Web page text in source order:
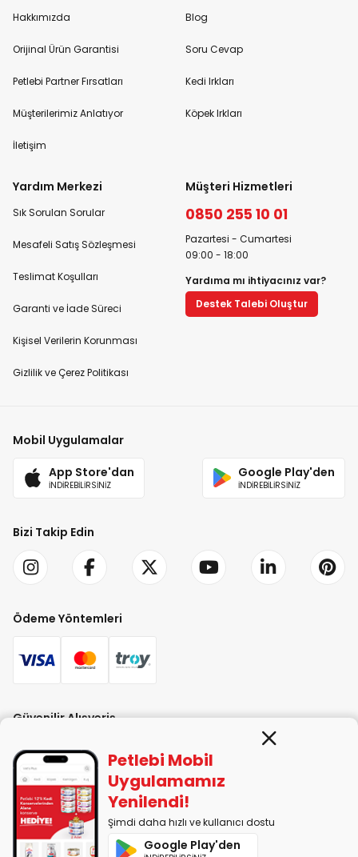
Hakkımızda
Orijinal Ürün Garantisi
Petlebi Partner Fırsatları
Müşterilerimiz Anlatıyor
İletişim
Blog
Soru Cevap
Kedi Irkları
Köpek Irkları
Yardım Merkezi
Sık Sorulan Sorular
Mesafeli Satış Sözleşmesi
Teslimat Koşulları
Garanti ve İade Süreci
Kişisel Verilerin Korunması
Gizlilik ve Çerez Politikası
Müşteri Hizmetleri
0850 255 10 01
Pazartesi - Cumartesi
09:00 - 18:00
Yardıma mı ihtiyacınız var?
Destek Talebi Oluştur
Mobil Uygulamalar
App Store'dan
İNDİREBİLİRSİNİZ
Google Play'den
İNDİREBİLİRSİNİZ
Bizi Takip Edin
Ödeme Yöntemleri
Güvenilir Alışveriş
PETLEBİ EVCİL HAYVAN ÜRÜNLERİ PAZ. SAN. TİC. LTD. ŞTİ. Alaşarköy Mah.
1. Alaşar Cad. No: 9 Osmangazi/Bursa
Petlebi Mobil
Uygulamamız
Yenilendi!
Şimdi daha hızlı ve kullanıcı dostu
Google Play'den